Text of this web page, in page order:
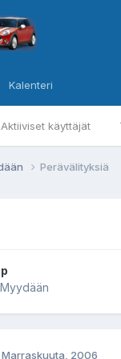
Aktiiviset käyttäjät
Kalenteri
Perävälityksiä
Myydään
Marraskuuta, 2006